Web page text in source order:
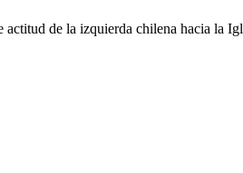
de la izquierda chilena hacia la